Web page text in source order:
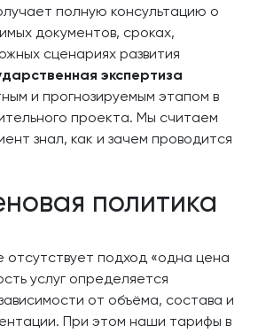
полную консультацию о
документов, сроках,
сценариях развития
экспертиза
и прогнозируемым этапом в
проекта. Мы считаем
знал, как и зачем проводится
политика
подход «одна цена
услуг определяется
от объёма, состава и
При этом наши тарифы в